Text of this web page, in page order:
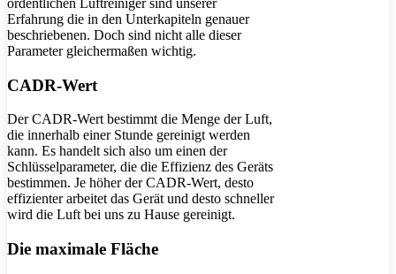
ordentlichen Luftreiniger sind unserer
Erfahrung die in den Unterkapiteln genauer
beschriebenen. Doch sind nicht alle dieser
Parameter gleichermaßen wichtig.
CADR-Wert
Der CADR-Wert bestimmt die Menge der Luft,
die innerhalb einer Stunde gereinigt werden
kann. Es handelt sich also um einen der
Schlüsselparameter, die die Effizienz des Geräts
bestimmen. Je höher der CADR-Wert, desto
effizienter arbeitet das Gerät und desto schneller
wird die Luft bei uns zu Hause gereinigt.
Die maximale Fläche